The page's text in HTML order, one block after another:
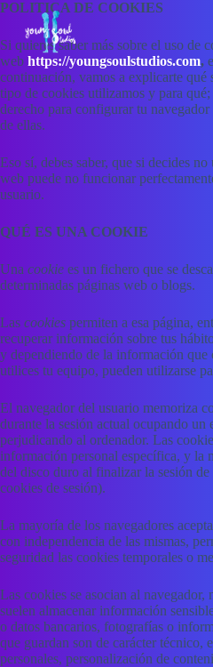
Saltar
contenido
POLITICA DE COOKIES
Si quieres saber más sobre el uso de
web https://youngsoulstudios.com,
continuación, vamos a explicarte qué
tipo de cookies utilizamos y para
derecho para configurar tu
de ellas.
Eso sí, debes saber, que si decides
web puede no funcionar
usuario.
QUÉ ES UNA COOKIE
Una cookie es un fichero que se
determinadas páginas web o blogs.
Las cookies permiten a esa página,
recuperar información sobre tus
y dependiendo de la información
utilices tu equipo, pueden utilizarse
El navegador del usuario memoriza
durante la sesión actual ocupando
perjudicando al ordenador. Las
información personal específica, y la
del disco duro al finalizar la sesión
cookies de sesión).
La mayoría de los navegadores
con independencia de las mismas,
seguridad las cookies temporales o
Las cookies se asocian al navegador,
suelen almacenar información
o datos bancarios, fotografías o
que guardan son de carácter técnico,
personales, personalización de